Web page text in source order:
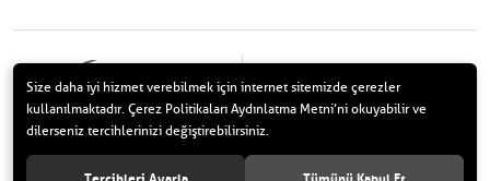
Size daha iyi hizmet verebilmek için internet sitemizde çerezler
kullanılmaktadır. Çerez Politikaları Aydınlatma Metni’ni okuyabilir ve
dilerseniz tercihlerinizi değiştirebilirsiniz.
Tercihleri Ayarla Tümünü Kabul Et